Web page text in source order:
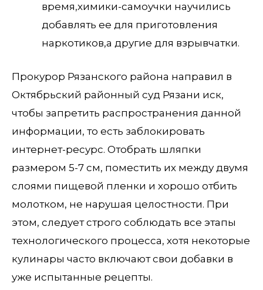
время,химики-самоучки научились
добавлять ее для приготовления
наркотиков,а другие для взрывчатки.
Прокурор Рязанского района направил в
Октябрьский районный суд Рязани иск,
чтобы запретить распространения данной
информации, то есть заблокировать
интернет-ресурс. Отобрать шляпки
размером 5-7 см, поместить их между двумя
слоями пищевой пленки и хорошо отбить
молотком, не нарушая целостности. При
этом, следует строго соблюдать все этапы
технологического процесса, хотя некоторые
кулинары часто включают свои добавки в
уже испытанные рецепты.